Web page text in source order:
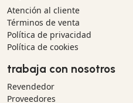
Atención al cliente
Términos de venta
Política de privacidad
Política de cookies
trabaja con nosotros
Revendedor
Proveedores